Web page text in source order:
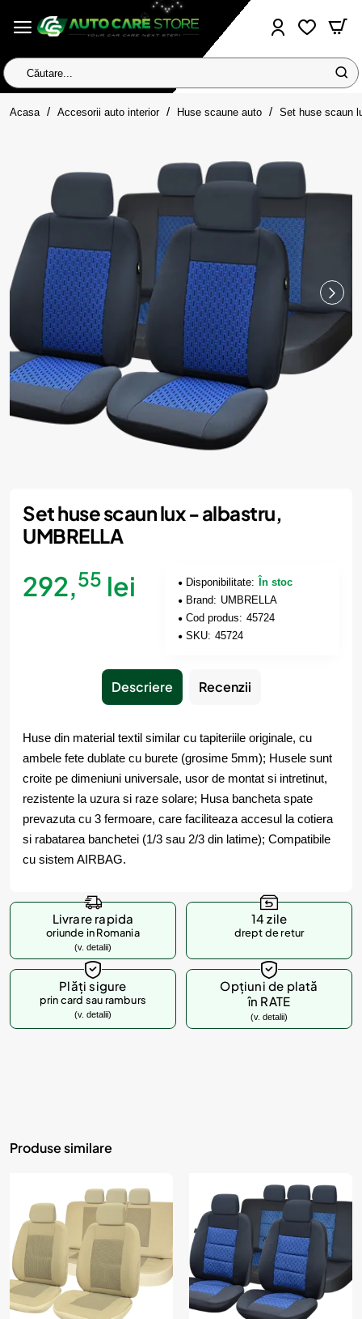
Căutare...
Acasa homeAccesorii auto interior Huse scaune auto Set huse scaun
Set huse scaun lux - albastru,
UMBRELLA
292,55 lei Disponibilitate:
În stoc
Brand: UMBRELLA
Cod produs: 45724
SKU: 45724
Descriere Recenzii
Huse din material textil similar cu tapiteriile originale, cu
ambele fete dublate cu burete (grosime 5mm); Husele sunt
croite pe dimeniuni universale, usor de montat si intretinut,
rezistente la uzura si raze solare; Husa bancheta spate
prevazuta cu 3 fermoare, care faciliteaza accesul la cotiera
si rabatarea banchetei (1/3 sau 2/3 din latime); Compatibile
cu sistem AIRBAG.
Livrare rapida
oriunde in Romania
(v. detalii)
14 zile
drept de retur
Plăți sigure
prin card sau ramburs
(v. detalii)
Opțiuni de plată
în RATE
(v. detalii)
Produse similare